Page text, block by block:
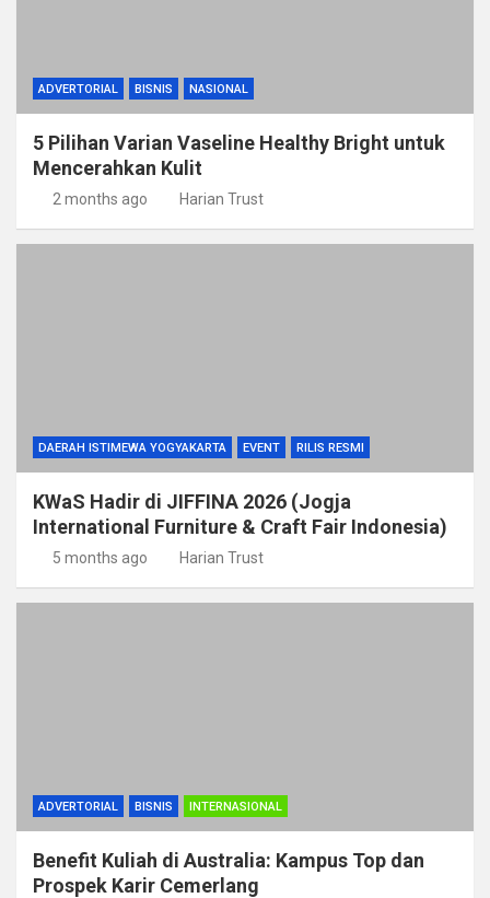
ADVERTORIAL BISNIS NASIONAL
5 Pilihan Varian Vaseline Healthy Bright untuk
Mencerahkan Kulit
2 months ago Harian Trust
DAERAH ISTIMEWA YOGYAKARTA EVENT RILIS RESMI
KWaS Hadir di JIFFINA 2026 (Jogja
International Furniture & Craft Fair Indonesia)
5 months ago Harian Trust
ADVERTORIAL BISNIS INTERNASIONAL
Benefit Kuliah di Australia: Kampus Top dan
Prospek Karir Cemerlang